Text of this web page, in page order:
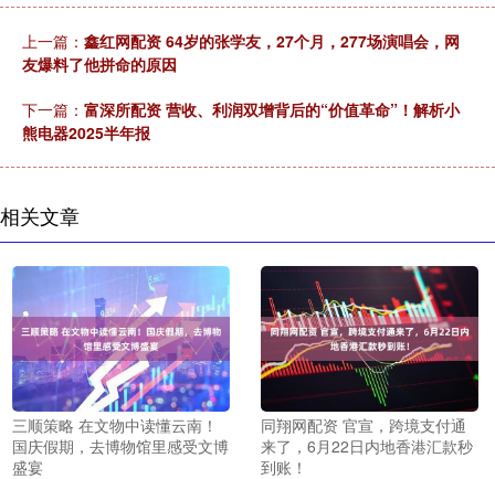
上一篇： 鑫红网配资 64岁的张学友，27个月，277场演唱会，网
友爆料了他拼命的原因
下一篇： 富深所配资 营收、利润双增背后的“价值革命”！解析小
熊电器2025半年报
相关文章
三顺策略 在文物中读懂云南！
国庆假期，去博物馆里感受文博
盛宴
同翔网配资 官宣，跨境支付通
来了，6月22日内地香港汇款秒
到账！